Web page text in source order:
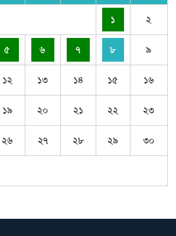
১ ২
৫ ৬ ৭ ৮ ৯
১২ ১৩ ১৪ ১৫ ১৬
১৯ ২০ ২১ ২২ ২৩
২৬ ২৭ ২৮ ২৯ ৩০